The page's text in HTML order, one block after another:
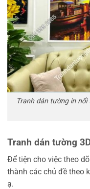
Tranh dán tường in nổi
Tranh dán tường
Để tiện cho việc theo
thành các chủ đề theo
ạ.